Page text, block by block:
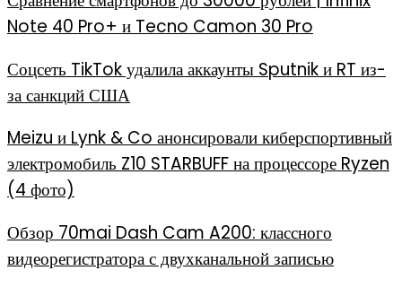
Note 40 Pro+ и Tecno Camon 30 Pro
Соцсеть TikTok удалила аккаунты Sputnik и RT из-
за санкций США
Meizu и Lynk & Co анонсировали киберспортивный
электромобиль Z10 STARBUFF на процессоре Ryzen
(4 фото)
Обзор 70mai Dash Cam A200: классного
видеорегистратора с двухканальной записью